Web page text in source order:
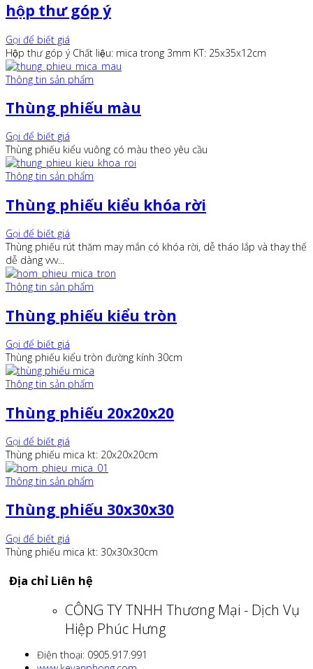
hộp thư góp ý
Gọi để biết giá
Hộp thư góp ý Chất liệu: mica trong 3mm KT: 25x35x12cm
Thông tin sản phẩm
Thùng phiếu màu
Gọi để biết giá
Thùng phiếu kiểu vuông có màu theo yêu cầu
Thông tin sản phẩm
Thùng phiếu kiểu khóa rời
Gọi để biết giá
Thùng phiếu rút thăm may mắn có khóa rời, dễ tháo lắp và thay thế
dễ dàng vvv...
Thông tin sản phẩm
Thùng phiếu kiểu tròn
Gọi để biết giá
Thùng phiếu kiểu tròn đường kính 30cm
Thông tin sản phẩm
Thùng phiếu 20x20x20
Gọi để biết giá
Thùng phiếu mica kt: 20x20x20cm
Thông tin sản phẩm
Thùng phiếu 30x30x30
Gọi để biết giá
Thùng phiếu mica kt: 30x30x30cm
Địa chỉ Liên hệ
CÔNG TY TNHH Thương Mại - Dịch Vụ
Hiệp Phúc Hưng
Điện thoại: 0905.917.991